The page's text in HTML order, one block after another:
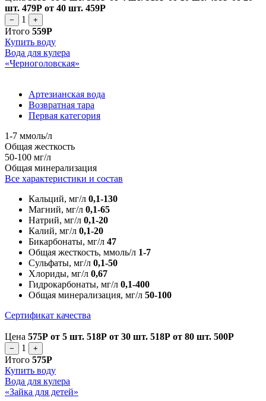
шт. 479Р от 40 шт. 459Р
− 1 +
Итого 559Р
Купить воду
Вода для кулера
«Черноголовская»
Артезианская вода
Возвратная тара
Первая категория
1-7 ммоль/л
Общая жесткость
50-100 мг/л
Общая минерализация
Все характеристики и состав
Кальций, мг/л 0,1-130
Магний, мг/л 0,1-65
Натрий, мг/л 0,1-20
Калий, мг/л 0,1-20
Бикарбонаты, мг/л 47
Общая жесткость, ммоль/л 1-7
Сульфаты, мг/л 0,1-50
Хлориды, мг/л 0,67
Гидрокарбонаты, мг/л 0,1-400
Общая минерализация, мг/л 50-100
Сертификат качества
Цена 575Р от 5 шт. 518Р от 30 шт. 518Р от 80 шт. 500Р
− 1 +
Итого 575Р
Купить воду
Вода для кулера
«Зайка для детей»